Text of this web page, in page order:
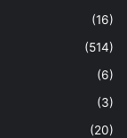
(16)
(514)
(6)
(3)
(20)